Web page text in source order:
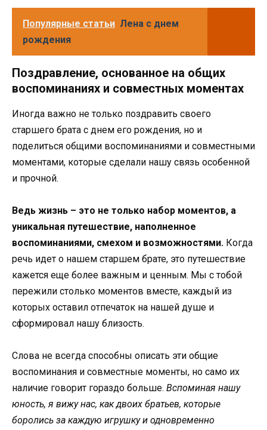
Популярные статьи Лена с днем
рождения
Поздравление, основанное на общих
воспоминаниях и совместных моментах
Иногда важно не только поздравить своего
старшего брата с днем его рождения, но и
поделиться общими воспоминаниями и совместными
моментами, которые сделали нашу связь особенной
и прочной.
Ведь жизнь – это не только набор моментов, а
уникальная путешествие, наполненное
воспоминаниями, смехом и возможностями. Когда
речь идет о нашем старшем брате, это путешествие
кажется еще более важным и ценным. Мы с тобой
пережили столько моментов вместе, каждый из
которых оставил отпечаток на нашей душе и
сформировал нашу близость.
Слова не всегда способны описать эти общие
воспоминания и совместные моменты, но само их
наличие говорит гораздо больше. Вспоминая нашу
юность, я вижу нас, как двоих братьев, которые
боролись за каждую игрушку и одновременно